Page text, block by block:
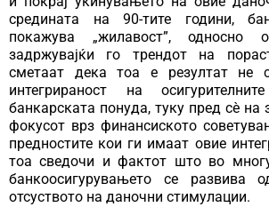
средината на 90-тите години,
покажува „жилавост”, односно
задржувајќи го трендот на
сметаат дека тоа е резултат не
интегрираност на
банкарската понуда, туку пред сѐ на
фокусот врз финансиското
предностите кои ги имаат овие
тоа сведочи и фактот што во
банкоосигурувањето се развива
отсуството на даночни стимулации.